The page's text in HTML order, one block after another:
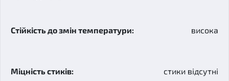
висока
стики відсутні